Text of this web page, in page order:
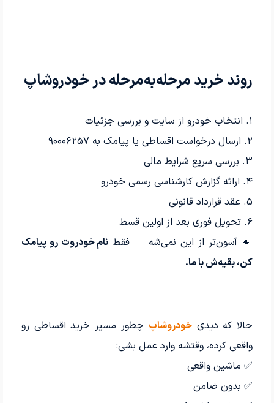
روند خرید مرحله‌به‌مرحله در خودروشاپ
۱. انتخاب خودرو از سایت و بررسی جزئیات
۲. ارسال درخواست اقساطی یا پیامک به ۹۰۰۰۶۲۵۷
۳. بررسی سریع شرایط مالی
۴. ارائه گزارش کارشناسی رسمی خودرو
۵. عقد قرارداد قانونی
۶. تحویل فوری بعد از اولین قسط
🔸 آسون‌تر از این نمی‌شه — فقط نام خودروت رو پیامک
کن، بقیه‌ش با ما.
حالا که دیدیخودروشاپ چطور مسیر خرید اقساطی رو
واقعی کرده، وقتشه وارد عمل بشی:
✅ ماشین واقعی
✅ بدون ضامن